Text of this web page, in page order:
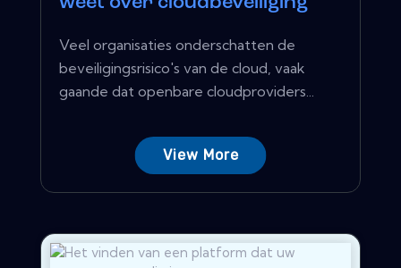
Veel organisaties onderschatten de
beveiligingsrisico's van de cloud, vaak
gaande dat openbare cloudproviders...
View More